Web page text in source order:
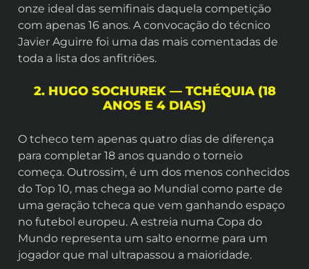
onze ideal das semifinais daquela competição
com apenas 16 anos. A convocação do técnico
Javier Aguirre foi uma das mais comentadas de
toda a lista dos anfitriões.
2. HUGO SOCHUREK — TCHÉQUIA (18
ANOS E 4 DIAS)
O tcheco tem apenas quatro dias de diferença
para completar 18 anos quando o torneio
começa. Outrossim, é um dos menos conhecidos
do Top 10, mas chega ao Mundial como parte de
uma geração tcheca que vem ganhando espaço
no futebol europeu. A estreia numa Copa do
Mundo representa um salto enorme para um
jogador que mal ultrapassou a maioridade.